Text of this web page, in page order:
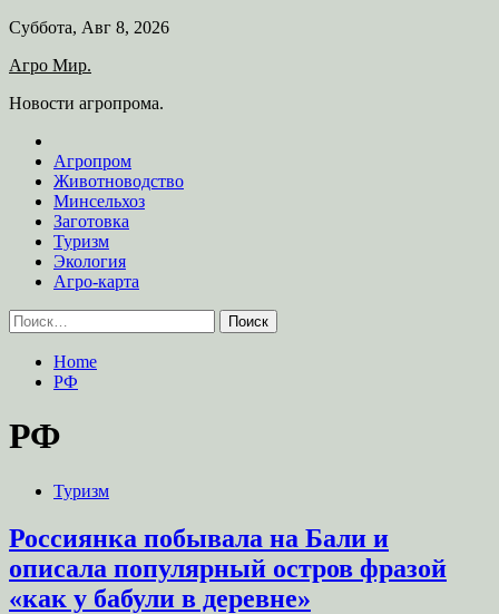
Skip
content
Суббота, Авг 8, 2026
Агро Мир.
Новости агропрома.
Агропром
Животноводство
Минсельхоз
Заготовка
Туризм
Экология
Агро-карта
Найти:
Home
РФ
РФ
Туризм
Россиянка побывала на Бали и
описала популярный остров фразой
«как у бабули в деревне»